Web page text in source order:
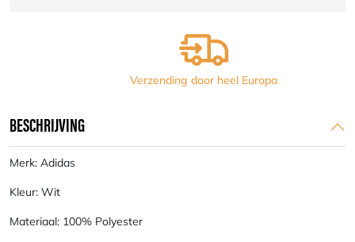
Verzending door heel Europa
BESCHRIJVING
Merk: Adidas
Kleur: Wit
Materiaal: 100% Polyester